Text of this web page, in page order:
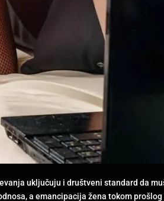
uključuju i društveni standard da
a emancipacija žena tokom